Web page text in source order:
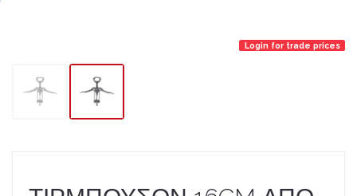
Login for trade prices